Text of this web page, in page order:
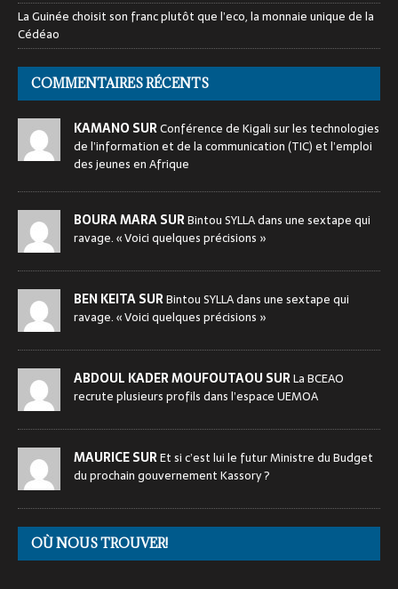
La Guinée choisit son franc plutôt que l’eco, la monnaie unique de la
Cédéao
COMMENTAIRES RÉCENTS
KAMANO SURConférence de Kigali sur les technologies
de l’information et de la communication (TIC) et l’emploi
des jeunes en Afrique
BOURA MARA SURBintou SYLLA dans une sextape qui
ravage. « Voici quelques précisions »
BEN KEITA SURBintou SYLLA dans une sextape qui
ravage. « Voici quelques précisions »
ABDOUL KADER MOUFOUTAOU SURLa BCEAO
recrute plusieurs profils dans l’espace UEMOA
MAURICE SUREt si c’est lui le futur Ministre du Budget
du prochain gouvernement Kassory ?
OÙ NOUS TROUVER!